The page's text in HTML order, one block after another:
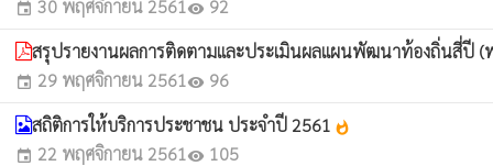
event 30 พฤศจิกายน 2561visibility 92
สรุปรายงานผลการติดตามและประเมินผลแผนพัฒนาท้องถิ่นสี่ปี
event 29 พฤศจิกายน 2561visibility 96
สถิติการให้บริการประชาชน ประจำปี 2561 whatshot
event 22 พฤศจิกายน 2561visibility 105